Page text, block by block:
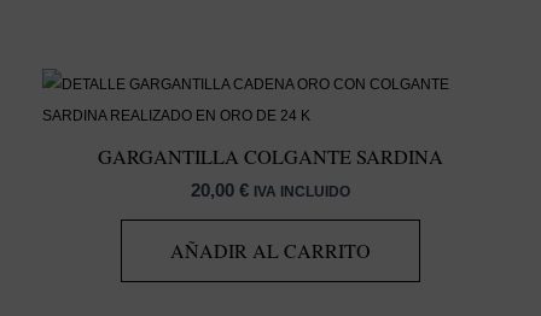
GARGANTILLA COLGANTE SARDINA
20,00 € IVA INCLUIDO
AÑADIR AL CARRITO